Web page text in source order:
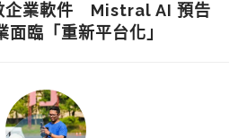
企業軟件 Mistral AI 預告
面臨「重新平台化」